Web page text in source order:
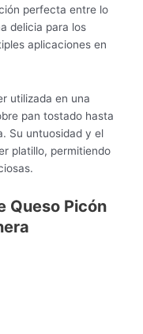
perfecta entre lo
delicia para los
aplicaciones en
utilizada en una
pan tostado hasta
Su untuosidad y el
platillo, permitiendo
Queso Picón